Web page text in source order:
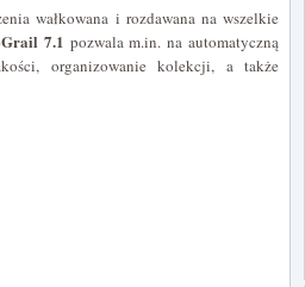
wałkowana i rozdawana na wszelkie
7.1 pozwala m.in. na automatyczną
organizowanie kolekcji, a także